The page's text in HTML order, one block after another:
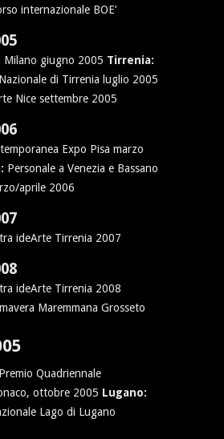
internazionale BOE’
Milano giugno 2005 Tirrenia:
di Tirrenia luglio 2005
Nice settembre 2005
Expo Pisa marzo
Personale a Venezia e Bassano
aprile 2006
ideArte Tirrenia 2007
ideArte Tirrenia 2008
Maremmana Grosseto
Premio Quadriennale
ottobre 2005 Lugano:
Lago di Lugano